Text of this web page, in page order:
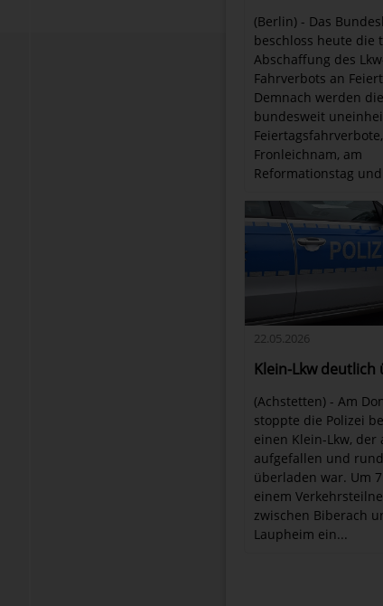
(Berlin) - Das
beschloss heute die
Abschaffung des
Fahrverbots an
Demnach werden die
bundesweit
Fronleichnam, am
Reformationstag
22.05.2026
Klein-Lkw deutlich
(Achstetten) - Am
stoppte die Polizei
einen Klein-Lkw, der
aufgefallen und
überladen war. Um
einem
zwischen Biberach
Laupheim ein...